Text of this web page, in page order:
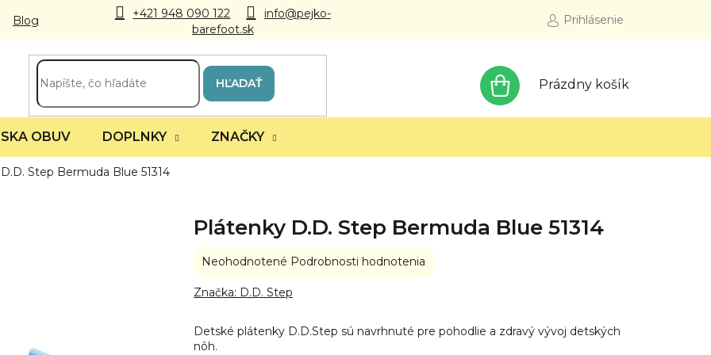
+421 948 090 122
info@pejko-
barefoot.sk
Blog Prihlásenie
HĽADAŤ
KOŠÍK
Prázdny košík
OBUV DOPLNKY ZNAČKY
Step Bermuda Blue 51314
Plátenky D.D. Step Bermuda Blue 51314
Detské plátenky D.D.Step sú navrhnuté pre pohodlie a zdravý vývoj detských
nôh.
Priemerné
produktu
z
5
Neohodnotené Podrobnosti hodnotenia
Značka: D.D. Step